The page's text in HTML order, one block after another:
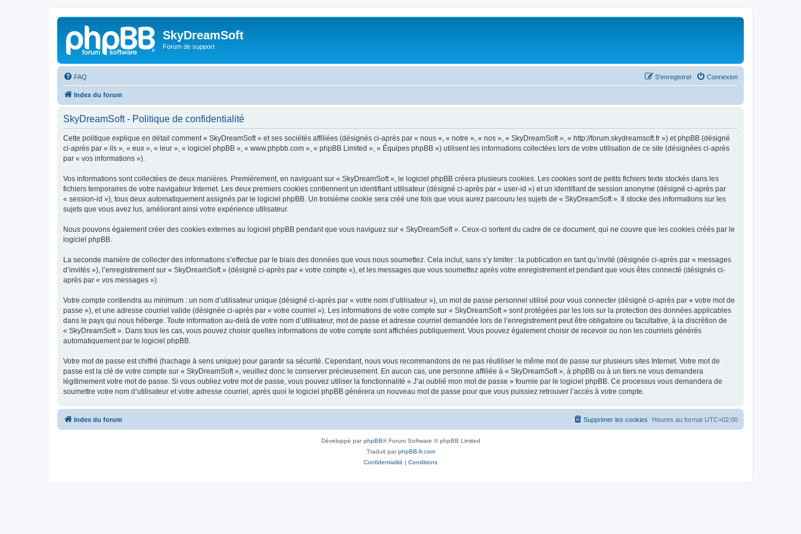
SkyDreamSoft
Forum de support
FAQ Connexion
S’enregistrer
Index du forum
SkyDreamSoft - Politique de confidentialité
Cette politique explique en détail comment « SkyDreamSoft » et ses sociétés affiliées (désignés ci-après par « nous », « notre », « nos », « SkyDreamSoft », « http://forum.skydreamsoft.fr ») et phpBB (désigné
ci-après par « ils », « eux », « leur », « logiciel phpBB », « www.phpbb.com », « phpBB Limited », « Équipes phpBB ») utilisent les informations collectées lors de votre utilisation de ce site (désignées ci-après
par « vos informations »).
Vos informations sont collectées de deux manières. Premièrement, en naviguant sur « SkyDreamSoft », le logiciel phpBB créera plusieurs cookies. Les cookies sont de petits fichiers texte stockés dans les
fichiers temporaires de votre navigateur Internet. Les deux premiers cookies contiennent un identifiant utilisateur (désigné ci-après par « user-id ») et un identifiant de session anonyme (désigné ci-après par
« session-id »), tous deux automatiquement assignés par le logiciel phpBB. Un troisième cookie sera créé une fois que vous aurez parcouru les sujets de « SkyDreamSoft ». Il stocke des informations sur les
sujets que vous avez lus, améliorant ainsi votre expérience utilisateur.
Nous pouvons également créer des cookies externes au logiciel phpBB pendant que vous naviguez sur « SkyDreamSoft ». Ceux-ci sortent du cadre de ce document, qui ne couvre que les cookies créés par le
logiciel phpBB.
La seconde manière de collecter des informations s’effectue par le biais des données que vous nous soumettez. Cela inclut, sans s’y limiter : la publication en tant qu’invité (désignée ci-après par « messages
d’invités »), l’enregistrement sur « SkyDreamSoft » (désigné ci-après par « votre compte »), et les messages que vous soumettez après votre enregistrement et pendant que vous êtes connecté (désignés ci-
après par « vos messages »).
Votre compte contiendra au minimum : un nom d’utilisateur unique (désigné ci-après par « votre nom d’utilisateur »), un mot de passe personnel utilisé pour vous connecter (désigné ci-après par « votre mot de
passe »), et une adresse courriel valide (désignée ci-après par « votre courriel »). Les informations de votre compte sur « SkyDreamSoft » sont protégées par les lois sur la protection des données applicables
dans le pays qui nous héberge. Toute information au-delà de votre nom d’utilisateur, mot de passe et adresse courriel demandée lors de l’enregistrement peut être obligatoire ou facultative, à la discrétion de
« SkyDreamSoft ». Dans tous les cas, vous pouvez choisir quelles informations de votre compte sont affichées publiquement. Vous pouvez également choisir de recevoir ou non les courriels générés
automatiquement par le logiciel phpBB.
Votre mot de passe est chiffré (hachage à sens unique) pour garantir sa sécurité. Cependant, nous vous recommandons de ne pas réutiliser le même mot de passe sur plusieurs sites Internet. Votre mot de
passe est la clé de votre compte sur « SkyDreamSoft », veuillez donc le conserver précieusement. En aucun cas, une personne affiliée à « SkyDreamSoft », à phpBB ou à un tiers ne vous demandera
légitimement votre mot de passe. Si vous oubliez votre mot de passe, vous pouvez utiliser la fonctionnalité « J’ai oublié mon mot de passe » fournie par le logiciel phpBB. Ce processus vous demandera de
soumettre votre nom d’utilisateur et votre adresse courriel, après quoi le logiciel phpBB générera un nouveau mot de passe pour que vous puissiez retrouver l’accès à votre compte.
Index du forum Heures au format UTC+02:00
Supprimer les cookies
Développé parphpBB® Forum Software © phpBB Limited
Traduit parphpBB-fr.com
Confidentialité | Conditions